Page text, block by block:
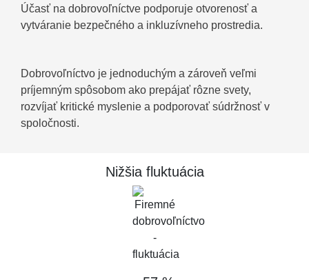
Účasť na dobrovoľníctve podporuje otvorenosť a
vytváranie bezpečného a inkluzívneho prostredia.
Dobrovoľníctvo je jednoduchým a zároveň veľmi
príjemným spôsobom ako prepájať rôzne svety,
rozvíjať kritické myslenie a podporovať súdržnosť v
spoločnosti.
Nižšia fluktuácia